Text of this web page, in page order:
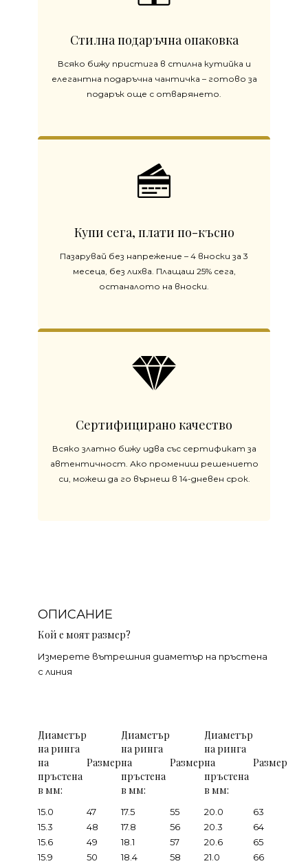
Стилна подаръчна опаковка
Всяко бижу пристига в стилна кутийка и
елегантна подаръчна чантичка – готово за
подарък още с отварянето.
Купи сега, плати по-късно
Пазарувай без напрежение – 4 вноски за 3
месеца, без лихва. Плащаш 25% сега,
останалото на вноски.
Сертифицирано качество
Всяко златно бижу идва със сертификат за
автентичност. Ако промениш решението
си, можеш да го върнеш в 14-дневен срок.
ОПИСАНИЕ
Кой е моят размер?
Измерете вътрешния диаметър на пръстена
с линия
Диаметър
на ринга
на
пръстена
в мм:
Размер
Диаметър
на ринга
на
пръстена
в мм:
Размер
Диаметър
на ринга
на
пръстена
в мм:
Размер
15.0 47 17.5 55 20.0
63
15.3
48 17.8 56 20.3
64
15.6
49 18.1 57 20.6
65
15.9
50 18.4 58 21.0
66